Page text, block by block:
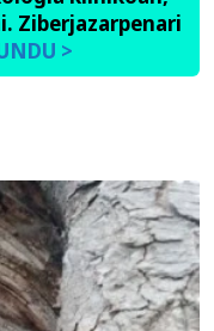
Ziberjazarpenari
>